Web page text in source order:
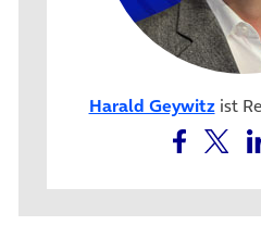
Harald Geywitzist